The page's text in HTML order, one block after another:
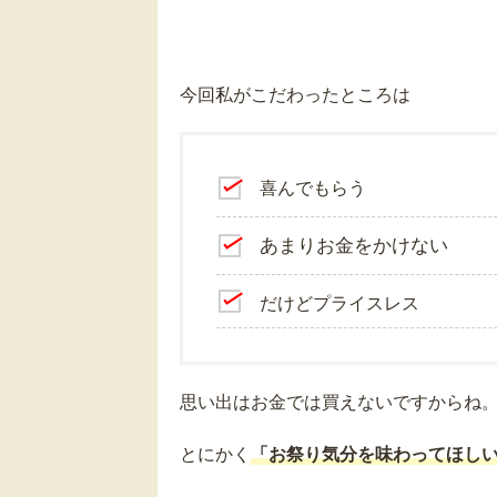
今回私がこだわったところは
喜んでもらう
あまりお金をかけない
だけどプライスレス
思い出はお金では買えないですからね
とにかく 「お祭り気分を味わってほし